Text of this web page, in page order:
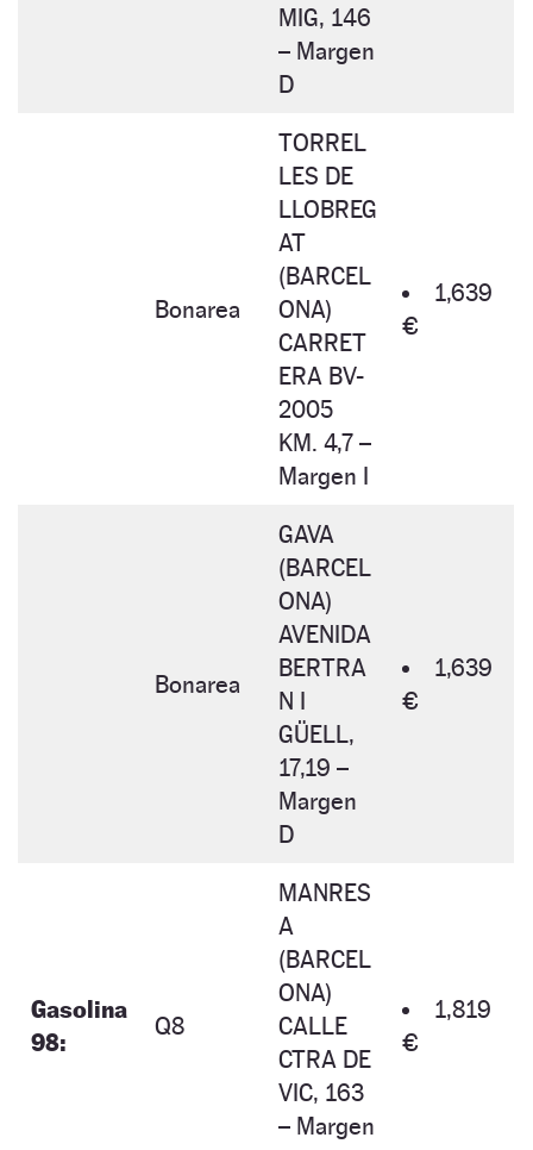
MIG, 146
– Margen
D
Bonarea
TORREL
LES DE
LLOBREG
AT
(BARCEL
ONA)
CARRET
ERA BV-
2005
KM. 4,7 –
Margen I
1,639
€
Bonarea
GAVA
(BARCEL
ONA)
AVENIDA
BERTRA
N I
GÜELL,
17,19 –
Margen
D
1,639
€
Gasolina
98:
Q8
MANRES
A
(BARCEL
ONA)
CALLE
CTRA DE
VIC, 163
– Margen
1,819
€